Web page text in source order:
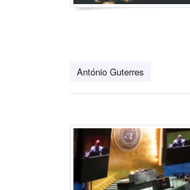
António Guterres